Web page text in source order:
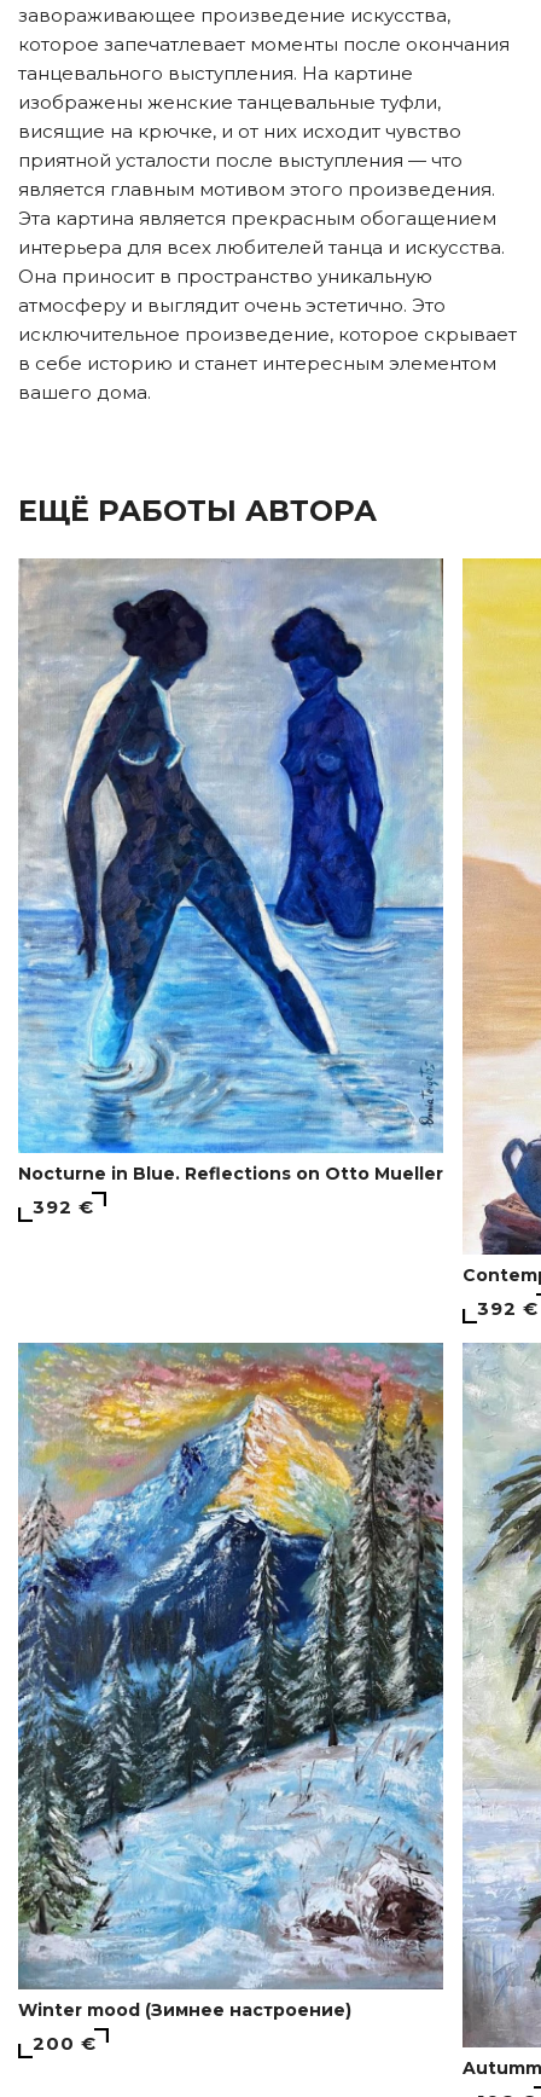
завораживающее произведение искусства,
которое запечатлевает моменты после окончания
танцевального выступления. На картине
изображены женские танцевальные туфли,
висящие на крючке, и от них исходит чувство
приятной усталости после выступления — что
является главным мотивом этого произведения.
Эта картина является прекрасным обогащением
интерьера для всех любителей танца и искусства.
Она приносит в пространство уникальную
атмосферу и выглядит очень эстетично. Это
исключительное произведение, которое скрывает
в себе историю и станет интересным элементом
вашего дома.
ЕЩЁ РАБОТЫ АВТОРА
Nocturne in Blue. Reflections on Otto Mueller
392 €
392 €
Winter mood (Зимнее настроение)
200 €
Autumm